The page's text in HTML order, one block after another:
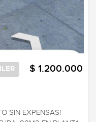
$ 1.200.000
SIN EXPENSAS!